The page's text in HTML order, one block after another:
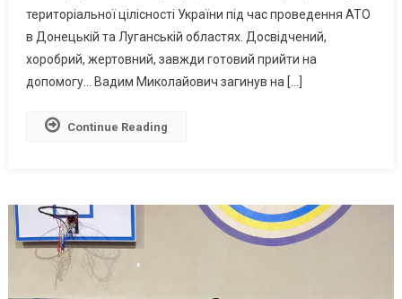
Попрощалися
З
Військовим
Вадимом
територіальної цілісності України під час проведення АТО
в Донецькій та Луганській областях. Досвідчений,
хоробрий, жертовний, завжди готовий прийти на
допомогу… Вадим Миколайович загинув на […]
Continue Reading